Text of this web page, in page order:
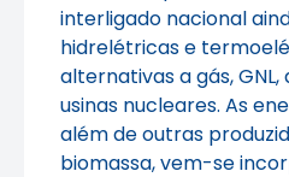
interligado nacional
hidrelétricas e
alternativas a gás,
usinas nucleares. As
além de outras
biomassa, vem-se